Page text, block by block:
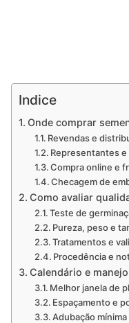
Indice
Onde comprar
Revendas e
Representantes
Compra online e
Checagem de
Como avaliar
Teste de
Pureza, peso e
Tratamentos e
Procedência e
Calendário e
Melhor janela de
Espaçamento e
Adubação